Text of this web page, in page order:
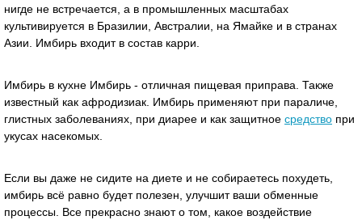
нигде не встречается, а в промышленных масштабах
культивируется в Бразилии, Австралии, на Ямайке и в странах
Азии. Имбирь входит в состав карри.
Имбирь в кухне Имбирь - отличная пищевая приправа. Также
известный как афродизиак. Имбирь применяют при параличе,
глистных заболеваниях, при диарее и как защитное средство при
укусах насекомых.
Если вы даже не сидите на диете и не собираетесь похудеть,
имбирь всё равно будет полезен, улучшит ваши обменные
процессы. Все прекрасно знают о том, какое воздействие